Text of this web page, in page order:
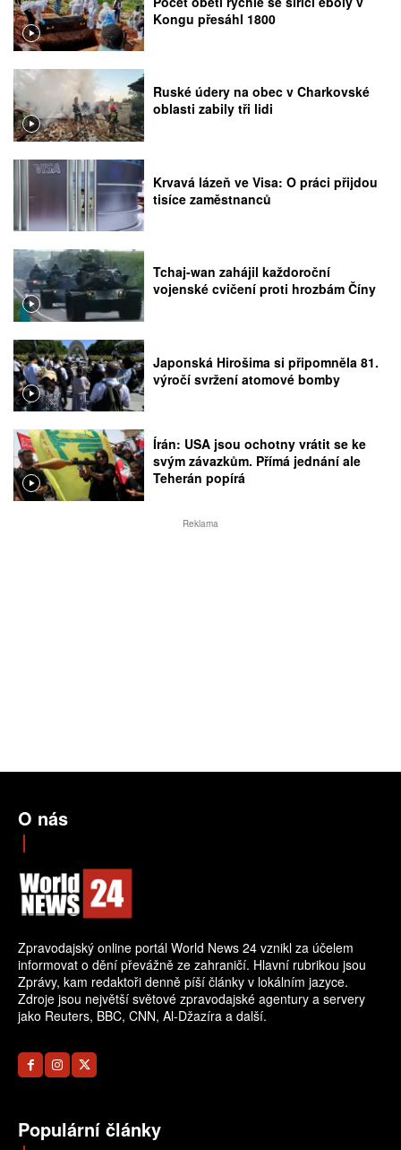
Kongu přesáhl 1800
Ruské údery na obec v Charkovské
oblasti zabily tři lidi
Krvavá lázeň ve Visa: O práci přijdou
tisíce zaměstnanců
Tchaj-wan zahájil každoroční
vojenské cvičení proti hrozbám Číny
Japonská Hirošima si připomněla 81.
výročí svržení atomové bomby
Írán: USA jsou ochotny vrátit se ke
svým závazkům. Přímá jednání ale
Teherán popírá
Reklama
O nás
Zpravodajský online portál World News 24 vznikl za účelem
informovat o dění převážně ze zahraničí. Hlavní rubrikou jsou
Zprávy, kam redaktoři denně píší články v lokálním jazyce.
Zdroje jsou největší světové zpravodajské agentury a servery
jako Reuters, BBC, CNN, Al-Džazíra a další.
Populární články